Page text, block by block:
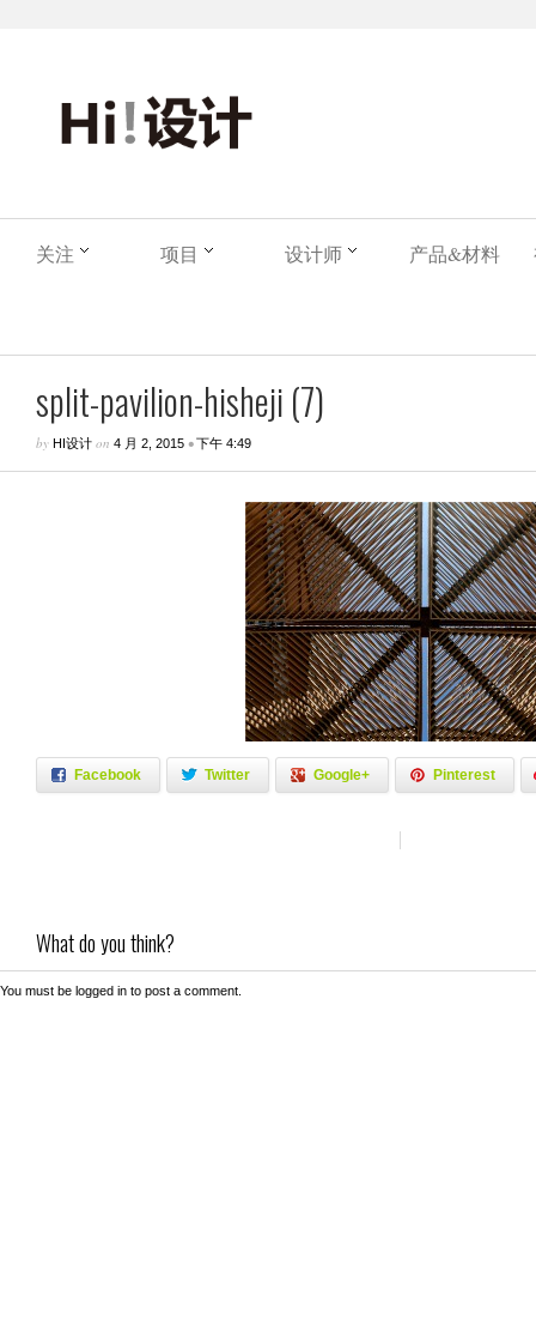
关注 项目 设计师 产品&材料
split-pavilion-hisheji (7)
by HI设计 on 4 月 2, 2015 •下午 4:49
Facebook Twitter Google+ Pinterest
What do you think?
You must be logged in to post a comment.